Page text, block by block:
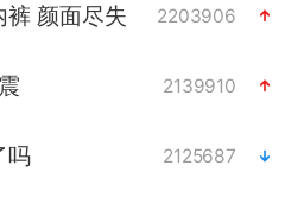
颜面尽失 2203906
2139910
吗 2125687